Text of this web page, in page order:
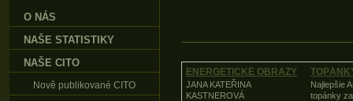
ENERGETICKÉ OBRAZY
JANA KATEŘINA
KASTNEROVÁ
Najlepšie
topánky
O NÁS
NAŠE STATISTIKY
NAŠE CITO
Nově publikované CITO